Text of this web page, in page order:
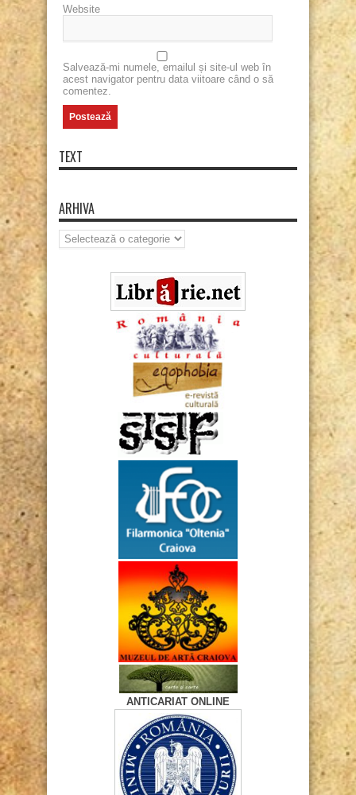
Website
Salvează-mi numele, emailul și site-ul web în
acest navigator pentru data viitoare când o să
comentez.
TEXT
ARHIVA
Arhiva
ANTICARIAT ONLINE